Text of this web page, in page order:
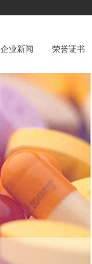
企业新闻 荣誉证书